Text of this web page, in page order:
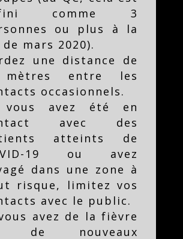
comme 3
ou plus à la
mars 2020).
une distance de
entre les
occasionnels.
vous avez été en
avec des
atteints de
19 ou avez
dans une zone à
risque, limitez vos
avec le public.
avez de la fièvre
de nouveaux